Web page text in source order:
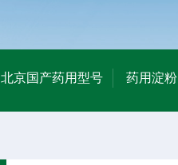
北京国产药用型号 药用淀粉